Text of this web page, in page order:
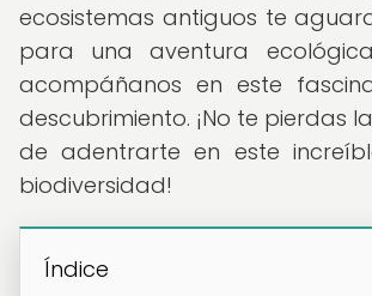
ecosistemas antiguos te
para una aventura
acompáñanos en este
descubrimiento. ¡No te pierdas
de adentrarte en este
biodiversidad!
Índice